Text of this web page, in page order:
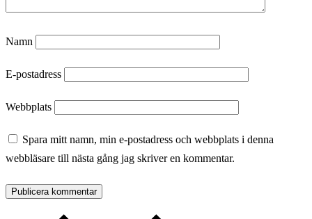
Namn
E-postadress
Webbplats
Spara mitt namn, min e-postadress och webbplats i denna
webbläsare till nästa gång jag skriver en kommentar.